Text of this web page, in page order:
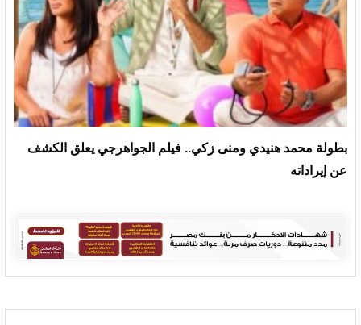
بطولة محمد هنيدي ومنى زكي.. فيلم الجواهرجي يعلق الكشف
عن إيراداته